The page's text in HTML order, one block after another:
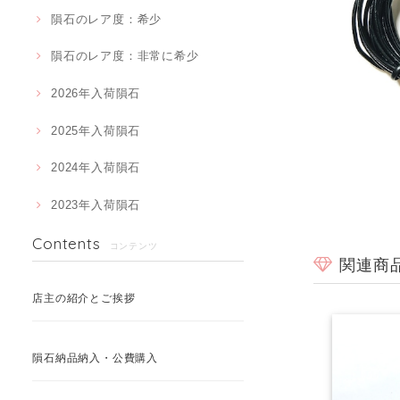
隕石のレア度：希少
隕石のレア度：非常に希少
2026年入荷隕石
2025年入荷隕石
2024年入荷隕石
2023年入荷隕石
Contents コンテンツ
店主の紹介とご挨拶
隕石納品納入・公費購入
関連商